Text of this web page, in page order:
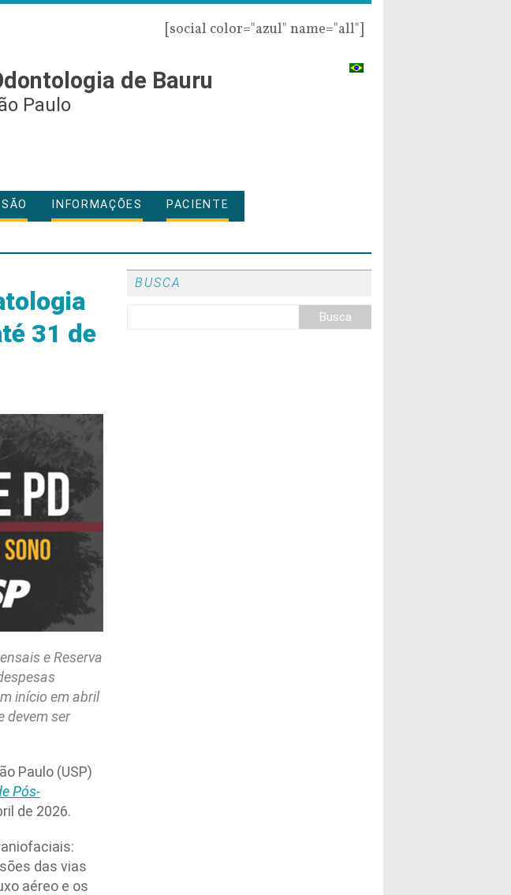
[social color="azul" name="all"]
de Bauru
Paulo
INFORMAÇÕES PACIENTE
31 de
e Reserva
início em abril
devem ser
Paulo (USP)
Pós-
de 2026.
das vias
aéreo e os
BUSCA